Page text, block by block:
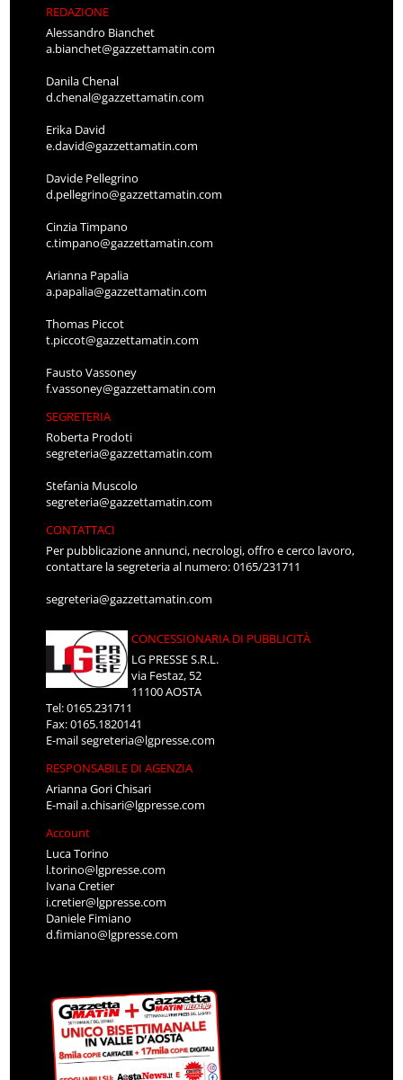
REDAZIONE
Alessandro Bianchet
a.bianchet@gazzettamatin.com
Danila Chenal
d.chenal@gazzettamatin.com
Erika David
e.david@gazzettamatin.com
Davide Pellegrino
d.pellegrino@gazzettamatin.com
Cinzia Timpano
c.timpano@gazzettamatin.com
Arianna Papalia
a.papalia@gazzettamatin.com
Thomas Piccot
t.piccot@gazzettamatin.com
Fausto Vassoney
f.vassoney@gazzettamatin.com
SEGRETERIA
Roberta Prodoti
segreteria@gazzettamatin.com
Stefania Muscolo
segreteria@gazzettamatin.com
CONTATTACI
Per pubblicazione annunci, necrologi, offro e cerco lavoro,
contattare la segreteria al numero: 0165/231711
segreteria@gazzettamatin.com
CONCESSIONARIA DI PUBBLICITÀ
LG PRESSE S.R.L.
via Festaz, 52
11100 AOSTA
Tel: 0165.231711
Fax: 0165.1820141
E-mailsegreteria@lgpresse.com
RESPONSABILE DI AGENZIA
Arianna Gori Chisari
E-maila.chisari@lgpresse.com
Account
Luca Torino
l.torino@lgpresse.com
Ivana Cretier
i.cretier@lgpresse.com
Daniele Fimiano
d.fimiano@lgpresse.com